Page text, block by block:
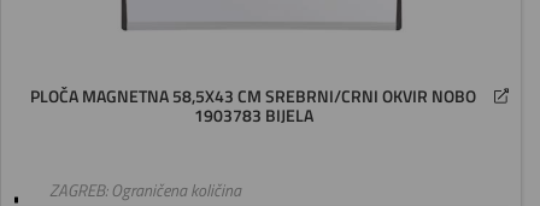
PLOČA MAGNETNA 58,5X43 CM SREBRNI/CRNI OKVIR NOBO
1903783 BIJELA
ZAGREB: Ograničena količina